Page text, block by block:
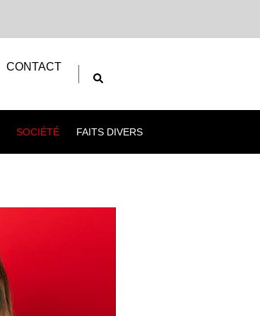
CONTACT
SOCIÉTÉ FAITS DIVERS